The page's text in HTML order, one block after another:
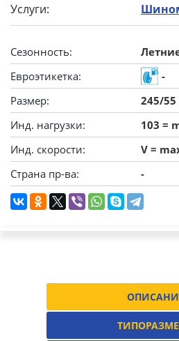
Услуги:
Сезонность:
Евроэтикетка:
-
Размер:
245/55
Инд. нагрузки:
103 =
Инд. скорости:
V =
Страна пр-ва:
-